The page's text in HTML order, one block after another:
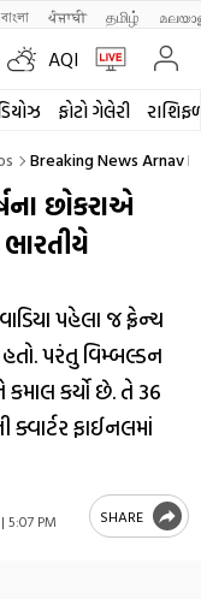
বাংলা ਪੰਜਾਬੀ தமிழ்
AQI
ફોટો ગેલેરી
Breaking News Arnav
છોકરાએ
પહેલા જ ફ્રેન્ચ
પરંતુ વિમ્બલ્ડન
કર્યો છે. તે 36
ફાઈનલમાં
5:07 PM SHARE